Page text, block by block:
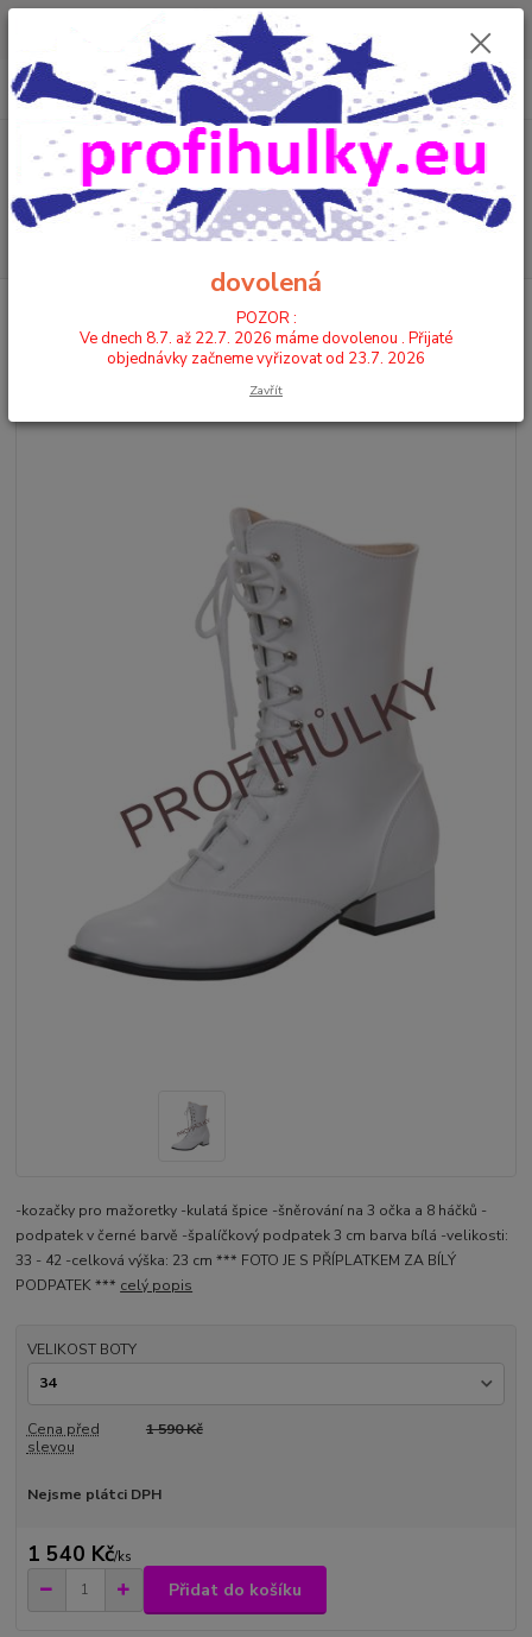
POZOR : Ve dnech 8.7. až 22.7. 2026 máme dovolenou . Přijaté
objednávky začneme vyřizovat od 23.7. 2026
Menu
CZK
+420 602 446 844 0ks
za0,00 Kč
9266 - KOŽENKA
-kozačky pro mažoretky -kulatá špice -šněrování na 3 očka a 8 háčků -
podpatek v černé barvě -špalíčkový podpatek 3 cm barva bílá -velikosti:
33 - 42 -celková výška: 23 cm *** FOTO JE S PŘÍPLATKEM ZA BÍLÝ
PODPATEK *** celý popis
VELIKOST BOTY
Cena před
slevou
1 590 Kč
Nejsme plátci DPH
1 540 Kč/ks
Přidat do košíku
dovolená
POZOR :
Ve dnech 8.7. až 22.7. 2026 máme dovolenou . Přijaté
objednávky začneme vyřizovat od 23.7. 2026
Zavřít